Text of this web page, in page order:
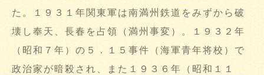
た。１９３１年関東軍は南満州鉄道をみずから破
壊し奉天、長春を占領（満州事変）。１９３２年
（昭和７年）の５．１５事件（海軍青年将校）で
政治家が暗殺され、また１９３６年（昭和１１